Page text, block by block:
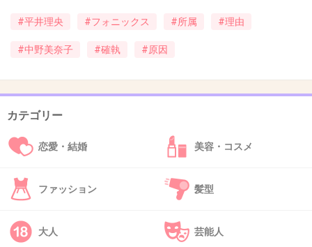
女子アナってまさに女の世界だね
こわっ
35. 匿名 2013/02/03(日) 18:23:28
どいつもこいつも性格悪そう。実力でいけよ。
コネ入社組みが。
#平井理央 #フォニックス #所属 #理由
#中野美奈子 #確執 #原因
カテゴリー
恋愛・結婚 美容・コスメ
ファッション 髪型
大人 芸能人